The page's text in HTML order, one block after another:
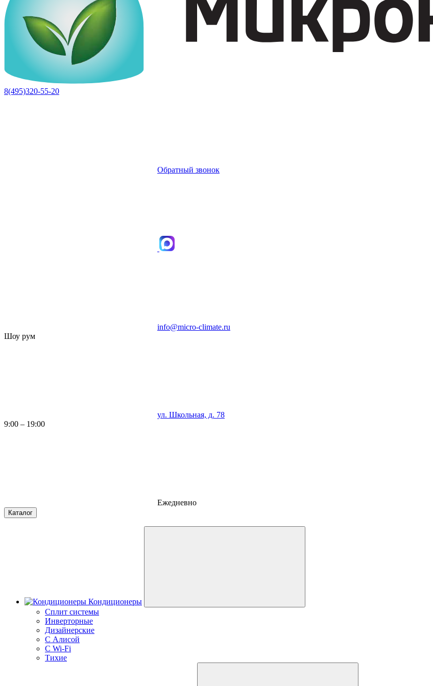
8(495)320-55-20
Обратный звонок
info@micro-climate.ru
Шоу рум
ул. Школьная, д. 78
9:00 – 19:00
Ежедневно
Каталог
Кондиционеры
Сплит системы
Инверторные
Дизайнерские
С Алисой
C Wi-Fi
Тихие